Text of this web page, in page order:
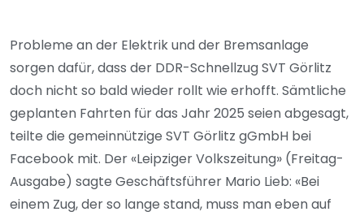
Probleme an der Elektrik und der Bremsanlage
sorgen dafür, dass der DDR-Schnellzug SVT Görlitz
doch nicht so bald wieder rollt wie erhofft. Sämtliche
geplanten Fahrten für das Jahr 2025 seien abgesagt,
teilte die gemeinnützige SVT Görlitz gGmbH bei
Facebook mit. Der «Leipziger Volkszeitung» (Freitag-
Ausgabe) sagte Geschäftsführer Mario Lieb: «Bei
einem Zug, der so lange stand, muss man eben auf